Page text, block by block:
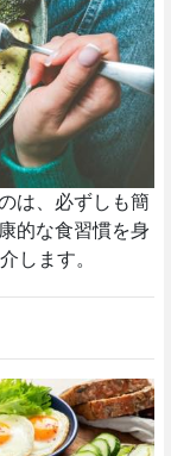
は、必ずしも簡
的な食習慣を身
します。